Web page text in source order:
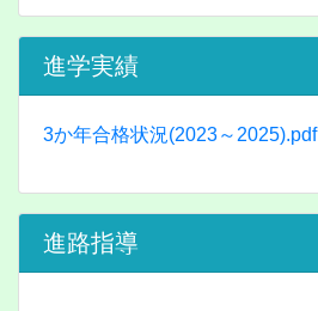
進学実績
3か年合格状況(2023～2025).pdf
進路指導